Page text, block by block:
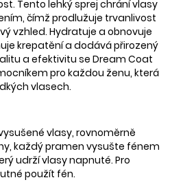
Tento lehký sprej chrání vlasy
čímž prodlužuje trvanlivost
vzhled. Hydratuje a obnovuje
krepatění a dodává přirozený
a efektivitu se Dream Coat
pro každou ženu, která
vlasech.
vlasy, rovnoměrně
každý pramen vysušte fénem
udrží vlasy napnuté. Pro
použít fén.